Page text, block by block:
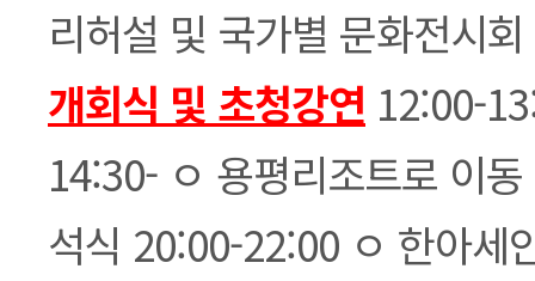
리허설 및 국가별 문화전시
개회식 및 초청강연 12:00-
14:30- ㅇ 용평리조트로 이
석식 20:00-22:00 ㅇ 한아세